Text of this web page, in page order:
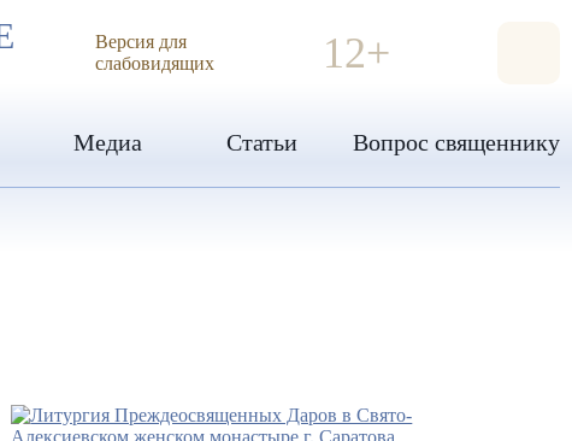
Версия для
слабовидящих
12+
Медиа Статьи Вопрос священнику